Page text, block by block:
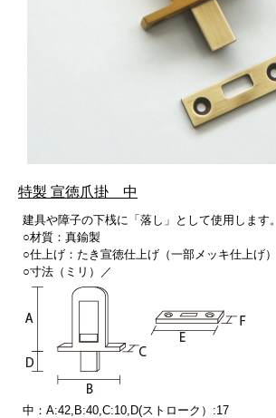
特製 宣徳爪掛 中
建具や障子の下桟に「落し」として使用します。
○材質：真鍮製
○仕上げ：たき宣徳仕上げ（一部メッキ仕上げ）
○寸法（ミリ）／
中：A:42,B:40,C:10,D(ストローク）:17